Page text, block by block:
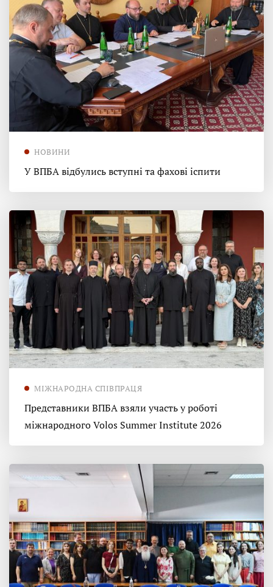
НОВИНИ
У ВПБА відбулись вступні та фахові іспити
МІЖНАРОДНА СПІВПРАЦЯ
Представники ВПБА взяли участь у роботі
міжнародного Volos Summer Institute 2026